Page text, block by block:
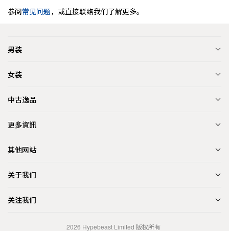
参阅常见问题，或直接联络我们了解更多。
男装
女装
中古逸品
更多資訊
其他网站
关于我们
关注我们
2026 Hypebeast Limited 版权所有